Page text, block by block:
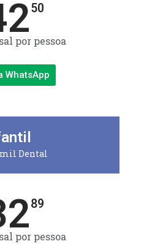
50
por pessoa
WhatsApp
Dental
89
por pessoa